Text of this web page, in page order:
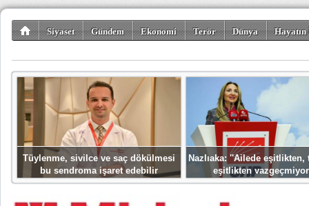
Siyaset Gündem Ekonomi Terör Dünya
Tüylenme, sivilce ve saç dökülmesi
bu sendroma işaret edebilir
Nazlıaka: ''Ailede eşitlikten,
eşitlikten